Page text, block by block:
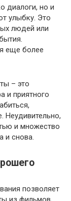
диалоги, но и
улыбку. Это
людей или
еще более
– это
и приятного
Неудивительно,
и множество
и снова.
позволяет